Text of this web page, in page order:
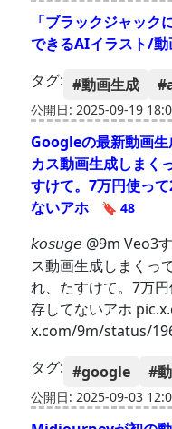
「ブラックジャッ
できるAIイラスト/
タグ: #動画生成
公開日: 2025-09-19
Googleの最新動画
カス動画生成しまく
すけて。7万円使っ
ないアホ
🔖 48
𝘬𝘰𝘴𝘶𝘨𝘦 @9m Veo3
ス動画生成しまくっ
れ、たすけて。7万
存してないアホ
x.com/9m/status/
タグ: #google #
公開日: 2025-09-03